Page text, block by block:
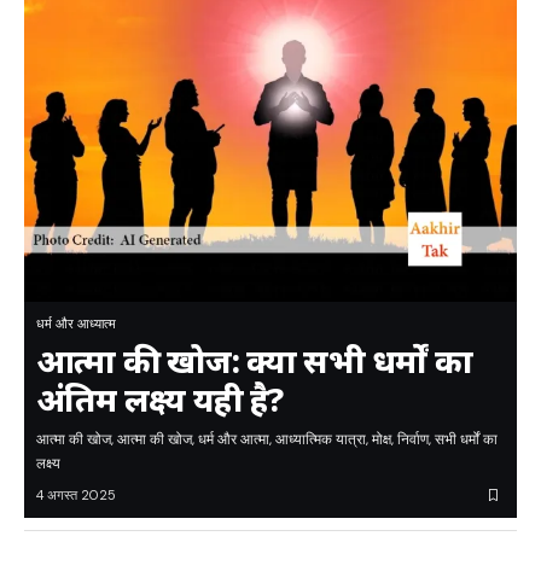
धर्म और आध्यात्म
आत्मा की खोज: क्या सभी धर्मों का
अंतिम लक्ष्य यही है?
आत्मा की खोज, आत्मा की खोज, धर्म और आत्मा, आध्यात्मिक यात्रा, मोक्ष, निर्वाण, सभी धर्मों का
लक्ष्य
4 अगस्त 2025